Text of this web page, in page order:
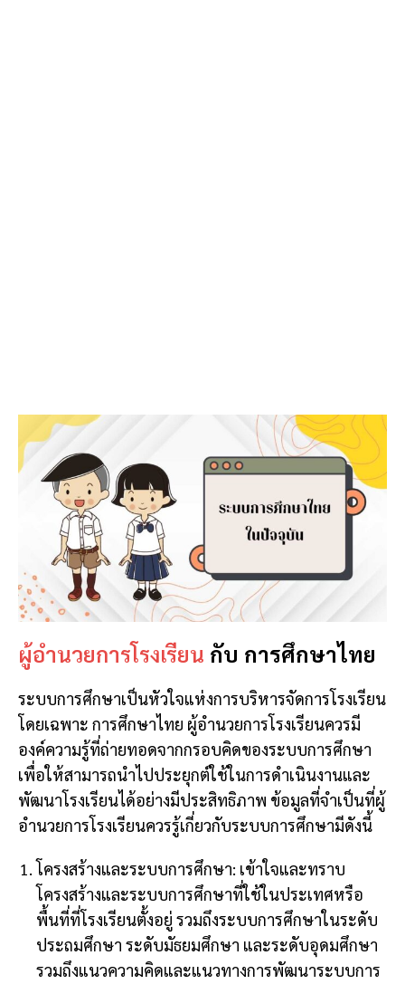
ผู้อำนวยการโรงเรียน กับ การศึกษาไทย
ระบบการศึกษาเป็นหัวใจแห่งการบริหารจัดการโรงเรียน
โดยเฉพาะ การศึกษาไทย ผู้อำนวยการโรงเรียนควรมี
องค์ความรู้ที่ถ่ายทอดจากกรอบคิดของระบบการศึกษา
เพื่อให้สามารถนำไปประยุกต์ใช้ในการดำเนินงานและ
พัฒนาโรงเรียนได้อย่างมีประสิทธิภาพ ข้อมูลที่จำเป็นที่ผู้
อำนวยการโรงเรียนควรรู้เกี่ยวกับระบบการศึกษามีดังนี้
โครงสร้างและระบบการศึกษา: เข้าใจและทราบ
โครงสร้างและระบบการศึกษาที่ใช้ในประเทศหรือ
พื้นที่ที่โรงเรียนตั้งอยู่ รวมถึงระบบการศึกษาในระดับ
ประถมศึกษา ระดับมัธยมศึกษา และระดับอุดมศึกษา
รวมถึงแนวความคิดและแนวทางการพัฒนาระบบการ